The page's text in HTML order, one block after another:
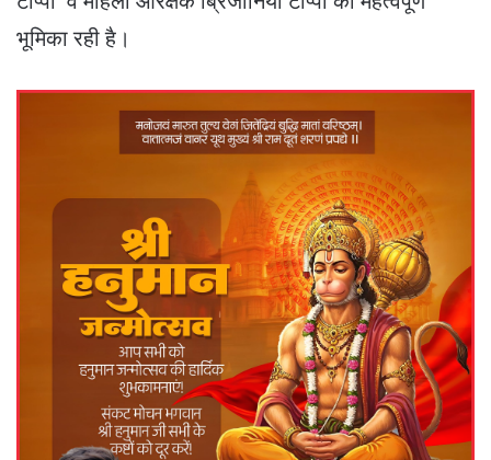
भूमिका रही है।